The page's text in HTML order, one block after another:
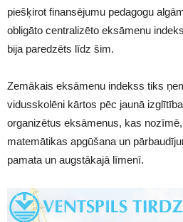
piešķirot finansējumu pedagogu
obligāto centralizēto eksāmenu
bija paredzēts līdz šim.
Zemākais eksāmenu indekss tiks
vidusskolēni kārtos pēc jaunā
organizētus eksāmenus, kas
matemātikas apgūšana un
pamata un augstākajā līmenī.